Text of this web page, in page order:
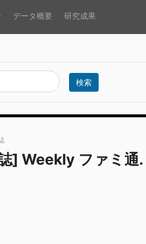
データ概要 研究成果
検索
] Weekly ファミ通